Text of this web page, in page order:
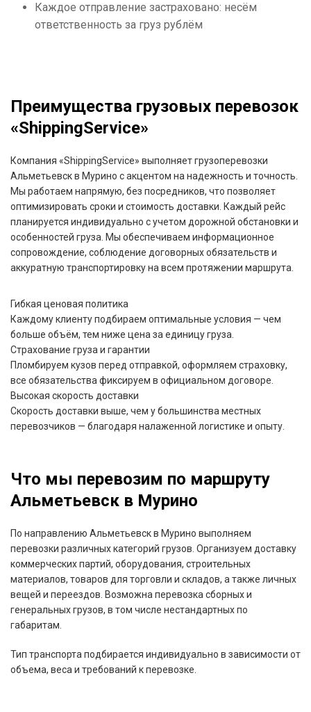
Каждое отправление застраховано: несём
ответственность за груз рублём
Преимущества грузовых перевозок
«ShippingService»
Компания «ShippingService» выполняет грузоперевозки
Альметьевск в Мурино с акцентом на надежность и точность.
Мы работаем напрямую, без посредников, что позволяет
оптимизировать сроки и стоимость доставки. Каждый рейс
планируется индивидуально с учетом дорожной обстановки и
особенностей груза. Мы обеспечиваем информационное
сопровождение, соблюдение договорных обязательств и
аккуратную транспортировку на всем протяжении маршрута.
Гибкая ценовая политика
Каждому клиенту подбираем оптимальные условия — чем
больше объём, тем ниже цена за единицу груза.
Страхование груза и гарантии
Пломбируем кузов перед отправкой, оформляем страховку,
все обязательства фиксируем в официальном договоре.
Высокая скорость доставки
Скорость доставки выше, чем у большинства местных
перевозчиков — благодаря налаженной логистике и опыту.
Что мы перевозим по маршруту
Альметьевск в Мурино
По направлению Альметьевск в Мурино выполняем
перевозки различных категорий грузов. Организуем доставку
коммерческих партий, оборудования, строительных
материалов, товаров для торговли и складов, а также личных
вещей и переездов. Возможна перевозка сборных и
генеральных грузов, в том числе нестандартных по
габаритам.
Тип транспорта подбирается индивидуально в зависимости от
объема, веса и требований к перевозке.